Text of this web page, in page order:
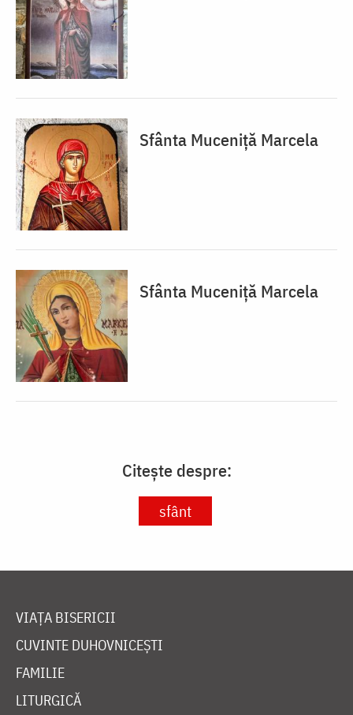
Sfânta Muceniță Marcela
Sfânta Muceniță Marcela
Citește despre:
sfânt
VIAȚA BISERICII
CUVINTE DUHOVNICEȘTI
FAMILIE
LITURGICĂ